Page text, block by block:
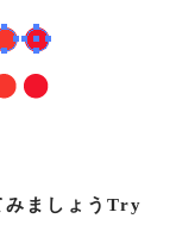
みましょうTry